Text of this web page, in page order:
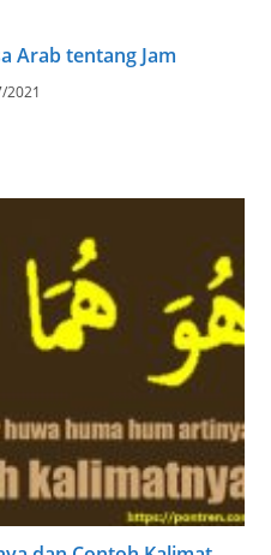
Arab tentang Jam
2021